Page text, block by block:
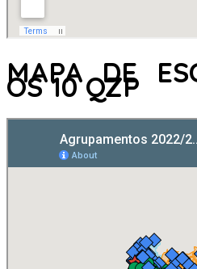
MAPA DE
OS 10 QZP